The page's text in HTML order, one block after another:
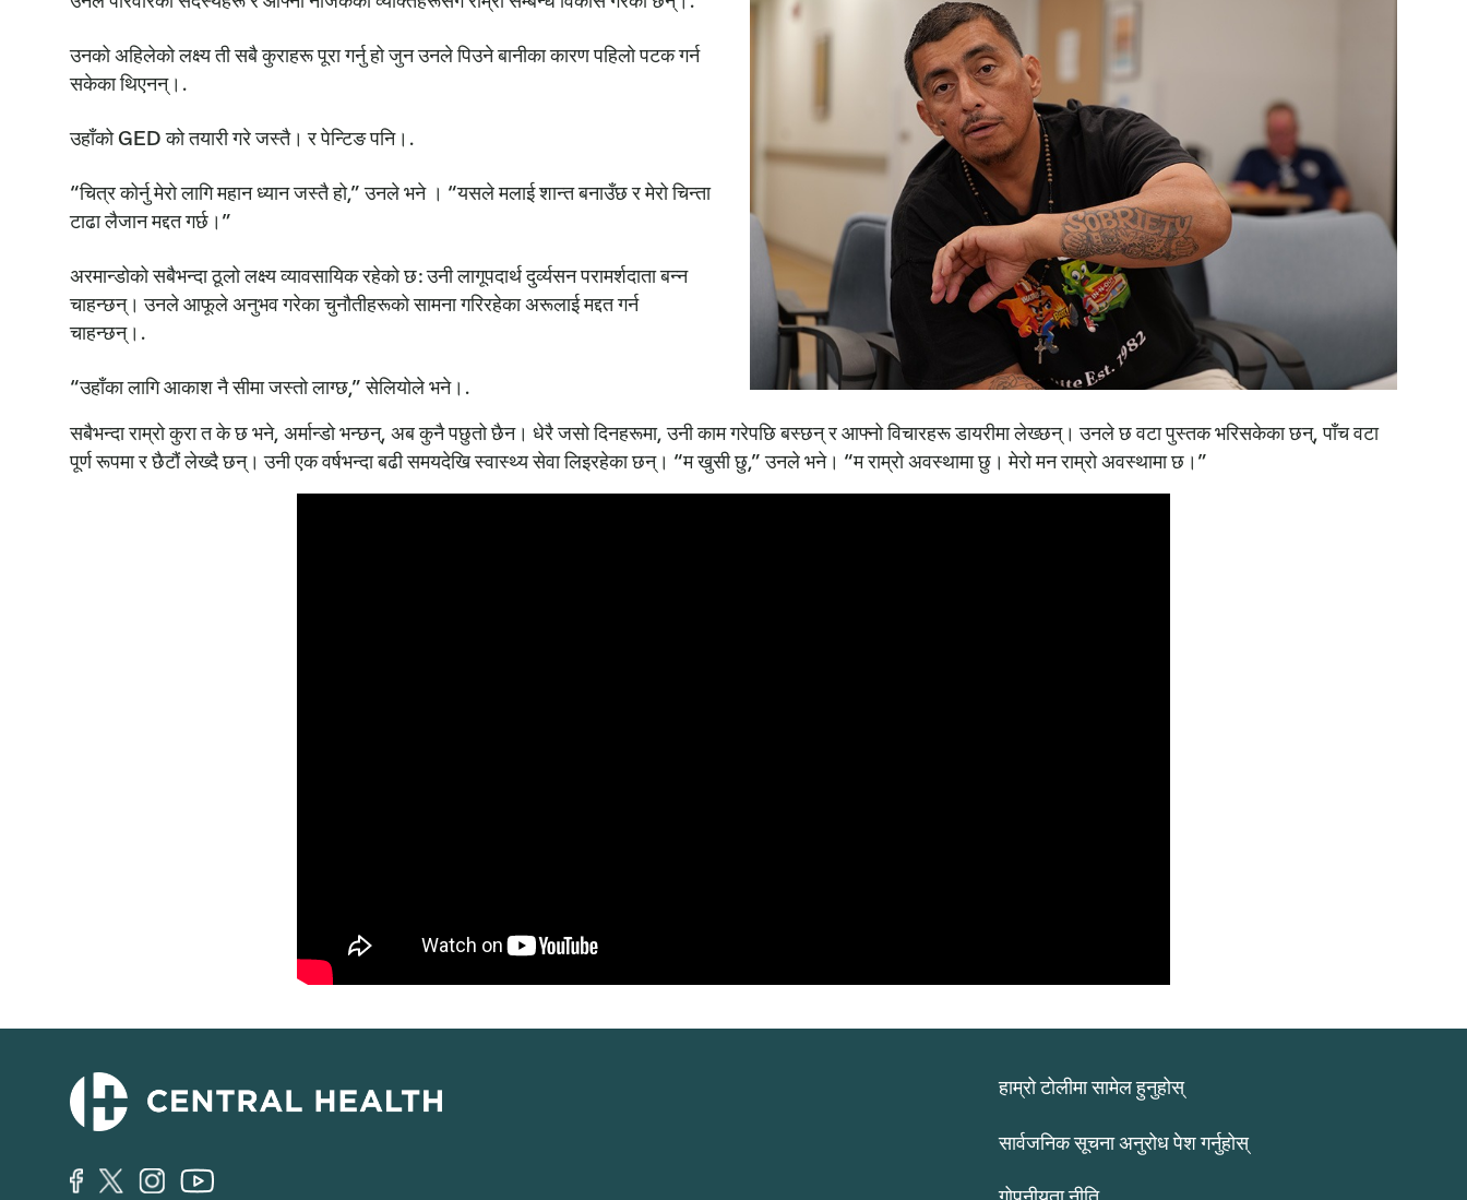
उनको अहिलेको लक्ष्य ती सबै कुराहरू पूरा गर्नु हो जुन उनले पिउने बानीका कारण पहिलो पटक गर्न
सकेका थिएनन्।.
उहाँको GED को तयारी गरे जस्तै। र पेन्टिङ पनि।.
“चित्र कोर्नु मेरो लागि महान ध्यान जस्तै हो,” उनले भने । “यसले मलाई शान्त बनाउँछ र मेरो चिन्ता
टाढा लैजान मद्दत गर्छ।”
अरमान्डोको सबैभन्दा ठूलो लक्ष्य व्यावसायिक रहेको छ: उनी लागूपदार्थ दुर्व्यसन परामर्शदाता बन्न
चाहन्छन्। उनले आफूले अनुभव गरेका चुनौतीहरूको सामना गरिरहेका अरूलाई मद्दत गर्न
चाहन्छन्।.
“उहाँका लागि आकाश नै सीमा जस्तो लाग्छ,” सेलियोले भने।.
सबैभन्दा राम्रो कुरा त के छ भने, अर्मान्डो भन्छन्, अब कुनै पछुतो छैन। धेरै जसो दिनहरूमा, उनी काम गरेपछि बस्छन् र आफ्नो विचारहरू डायरीमा लेख्छन्। उनले छ वटा पुस्तक भरिसकेका छन्, पाँच वटा
पूर्ण रूपमा र छैटौं लेख्दै छन्। उनी एक वर्षभन्दा बढी समयदेखि स्वास्थ्य सेवा लिइरहेका छन्। “म खुसी छु,” उनले भने। “म राम्रो अवस्थामा छु। मेरो मन राम्रो अवस्थामा छ।”
हाम्रो टोलीमा सामेल हुनुहोस्
सार्वजनिक सूचना अनुरोध पेश गर्नुहोस्